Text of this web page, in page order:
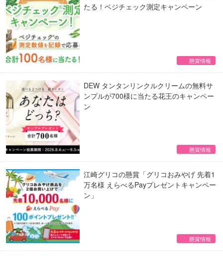
たる！ベジチェック測定キャンペーン
懸賞情報
DEW タンタンリンクルクリームの無料サ
ンプルが700様に当たる花王のキャンペー
ン
懸賞情報
江崎グリコの懸賞「グリコおみやげ 先着1
万名様 えらべるPayプレゼントキャンペー
ン」
懸賞情報